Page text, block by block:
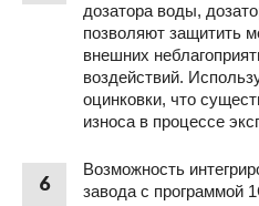
дозатора воды,
позволяют защитить
внешних
воздействий.
оцинковки, что
износа в процессе
6
Возможность
завода с программой